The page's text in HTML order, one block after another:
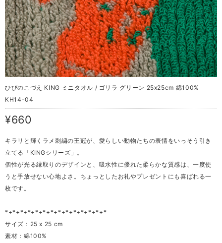
ひびのこづえ KING ミニタオル / ゴリラ グリーン 25x25cm 綿100%
KH14-04
¥660
キラリと輝くラメ刺繍の王冠が、愛らしい動物たちの表情をいっそう引き
立てる「KINGシリーズ」。
個性が光る縁取りのデザインと、吸水性に優れた柔らかな質感は、一度使
うと手放せない心地よさ。ちょっとしたお礼やプレゼントにも喜ばれる一
枚です。
*+*+*+*+*+*+*+*+*+*+*+*+*+*
サイズ：25 x 25 cm
素材：綿100%